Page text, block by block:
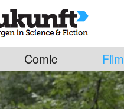
Comic Film